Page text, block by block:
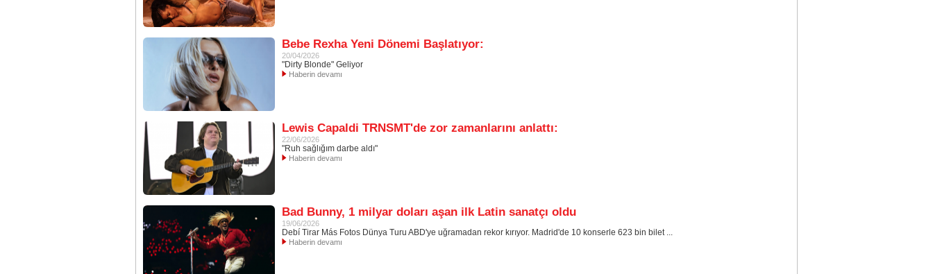
Bebe Rexha Yeni Dönemi Başlatıyor:
20/04/2026
"Dirty Blonde" Geliyor
Haberin devamı
Lewis Capaldi TRNSMT'de zor zamanlarını anlattı:
22/06/2026
"Ruh sağlığım darbe aldı"
Haberin devamı
Bad Bunny, 1 milyar doları aşan ilk Latin sanatçı oldu
19/06/2026
Debí Tirar Más Fotos Dünya Turu ABD'ye uğramadan rekor kırıyor. Madrid'de 10 konserle 623 bin bilet ...
Haberin devamı